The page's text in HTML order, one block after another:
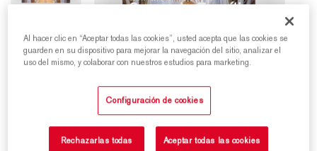
Al hacer clic en “Aceptar todas las cookies”, usted acepta que las cookies se
guarden en su dispositivo para mejorar la navegación del sitio, analizar el
uso del mismo, y colaborar con nuestros estudios para marketing.
Configuración de cookies
Rechazarlas todas Aceptar todas las cookies